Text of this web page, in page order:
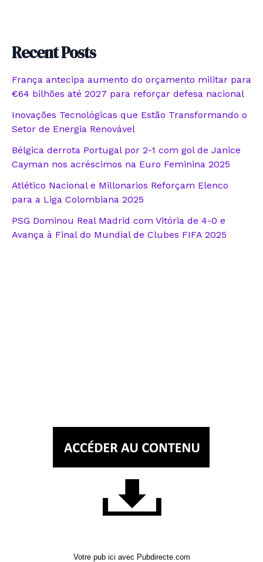
Recent Posts
França antecipa aumento do orçamento militar para
€64 bilhões até 2027 para reforçar defesa nacional
Inovações Tecnológicas que Estão Transformando o
Setor de Energia Renovável
Bélgica derrota Portugal por 2-1 com gol de Janice
Cayman nos acréscimos na Euro Feminina 2025
Atlético Nacional e Millonarios Reforçam Elenco
para a Liga Colombiana 2025
PSG Dominou Real Madrid com Vitória de 4-0 e
Avança à Final do Mundial de Clubes FIFA 2025
Votre pub ici avec Pubdirecte.com